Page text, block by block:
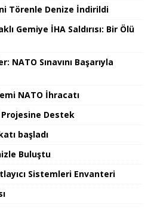
Törenle Denize İndirildi
Gemiye İHA Saldırısı: Bir Ölü
NATO Sınavını Başarıyla
NATO İhracatı
Projesine Destek
başladı
Buluştu
Sistemleri Envanteri